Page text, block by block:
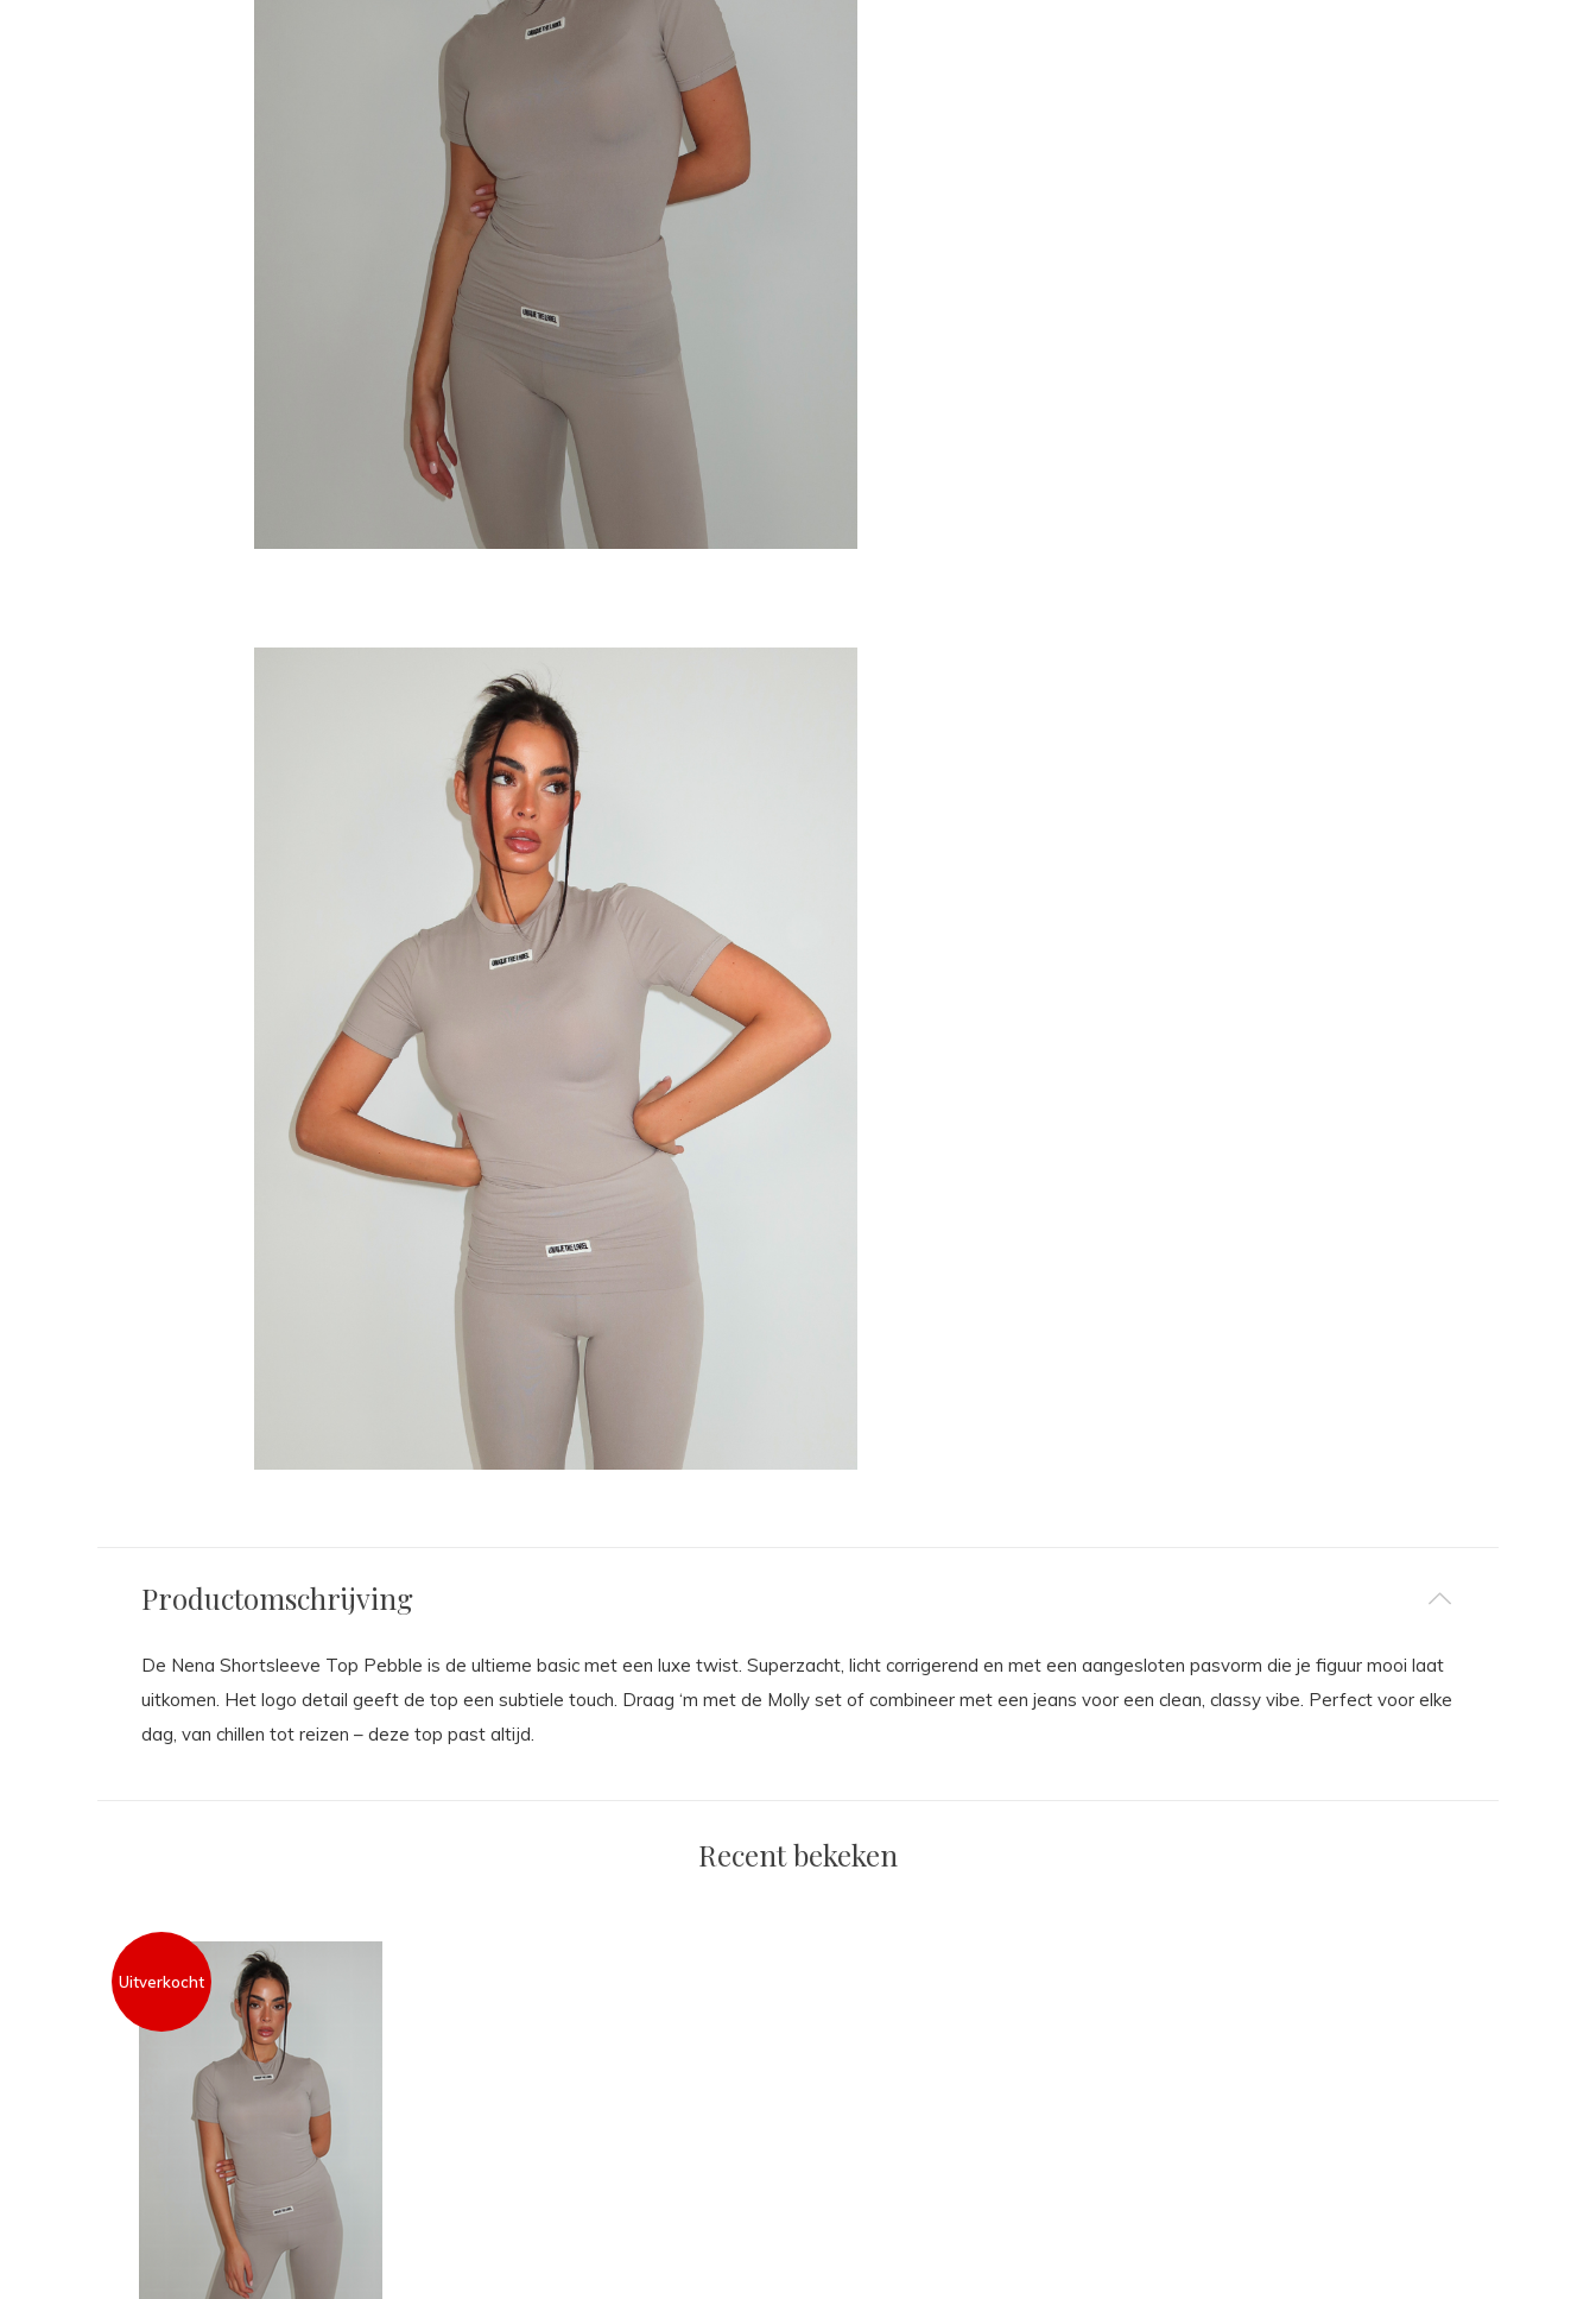
Productomschrijving
De Nena Shortsleeve Top Pebble is de ultieme basic met een luxe twist. Superzacht, licht corrigerend en met een aangesloten pasvorm die je figuur mooi laat
uitkomen. Het logo detail geeft de top een subtiele touch. Draag ‘m met de Molly set of combineer met een jeans voor een clean, classy vibe. Perfect voor elke
dag, van chillen tot reizen – deze top past altijd.
Recent bekeken
Uitverkocht